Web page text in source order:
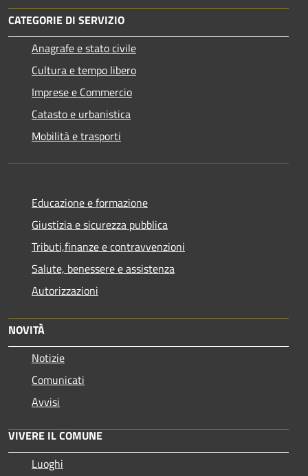
CATEGORIE DI SERVIZIO
Anagrafe e stato civile
Cultura e tempo libero
Imprese e Commercio
Catasto e urbanistica
Mobilità e trasporti
Educazione e formazione
Giustizia e sicurezza pubblica
Tributi,finanze e contravvenzioni
Salute, benessere e assistenza
Autorizzazioni
NOVITÀ
Notizie
Comunicati
Avvisi
VIVERE IL COMUNE
Luoghi